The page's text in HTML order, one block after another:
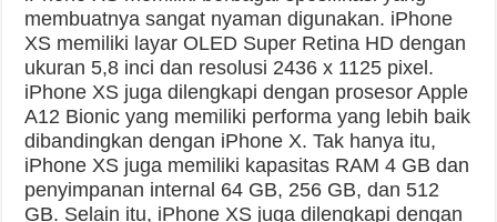
membuatnya sangat nyaman digunakan. iPhone
XS memiliki layar OLED Super Retina HD dengan
ukuran 5,8 inci dan resolusi 2436 x 1125 pixel.
iPhone XS juga dilengkapi dengan prosesor Apple
A12 Bionic yang memiliki performa yang lebih baik
dibandingkan dengan iPhone X. Tak hanya itu,
iPhone XS juga memiliki kapasitas RAM 4 GB dan
penyimpanan internal 64 GB, 256 GB, dan 512
GB. Selain itu, iPhone XS juga dilengkapi dengan